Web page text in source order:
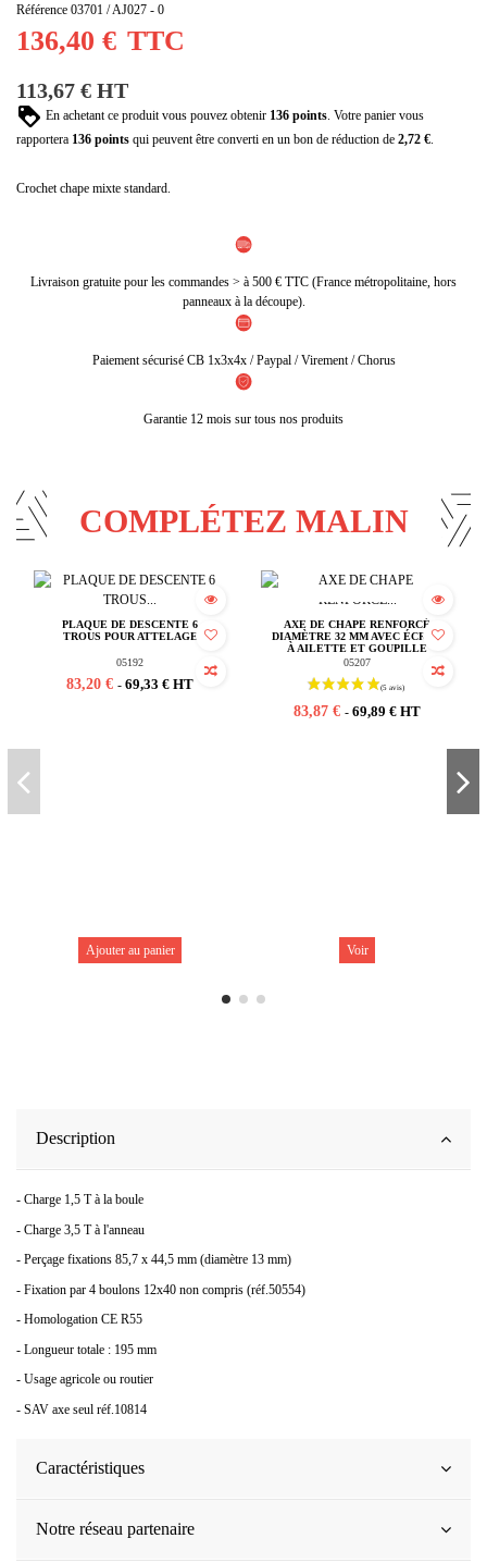
Référence 03701 / AJ027 - 0
136,40 € TTC
113,67 € HT
En achetant ce produit vous pouvez obtenir 136 points . Votre panier vous
rapportera 136 points qui peuvent être converti en un bon de réduction de 2,72 €
Crochet chape mixte standard.
Livraison gratuite pour les commandes > à 500 € TTC (France métropolitaine, hors
panneaux à la découpe).
Paiement sécurisé CB 1x3x4x / Paypal / Virement / Chorus
Garantie 12 mois sur tous nos produits
COMPLÉTEZ MALIN
PLAQUE DE DESCENTE 6
TROUS POUR ATTELAGE
05192
83,20 € - 69,33 € HT
Ajouter au panier
AXE DE CHAPE RENFORCÉ
DIAMÈTRE 32 MM AVEC ÉCROU
À AILETTE ET GOUPILLE
05207
83,87 € - 69,89 € HT
Voir
Description
- Charge 1,5 T à la boule
- Charge 3,5 T à l'anneau
- Perçage fixations 85,7 x 44,5 mm (diamètre 13 mm)
- Fixation par 4 boulons 12x40 non compris (réf.50554)
- Homologation CE R55
- Longueur totale : 195 mm
- Usage agricole ou routier
- SAV axe seul réf.10814
Caractéristiques
Notre réseau partenaire